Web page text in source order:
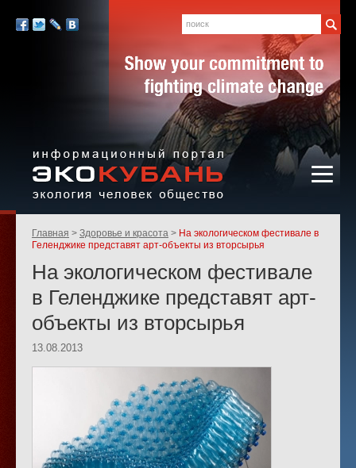
«ЭКО-КУБАНЬ»
человек,
общество
Родительские
страницы:
Главная Здоровье и красота
На экологическом фестивале в
Геленджике представят арт-объекты из вторсырья
На экологическом фестивале
в Геленджике представят арт-
объекты из вторсырья
13.08.2013
Мы
Поиск